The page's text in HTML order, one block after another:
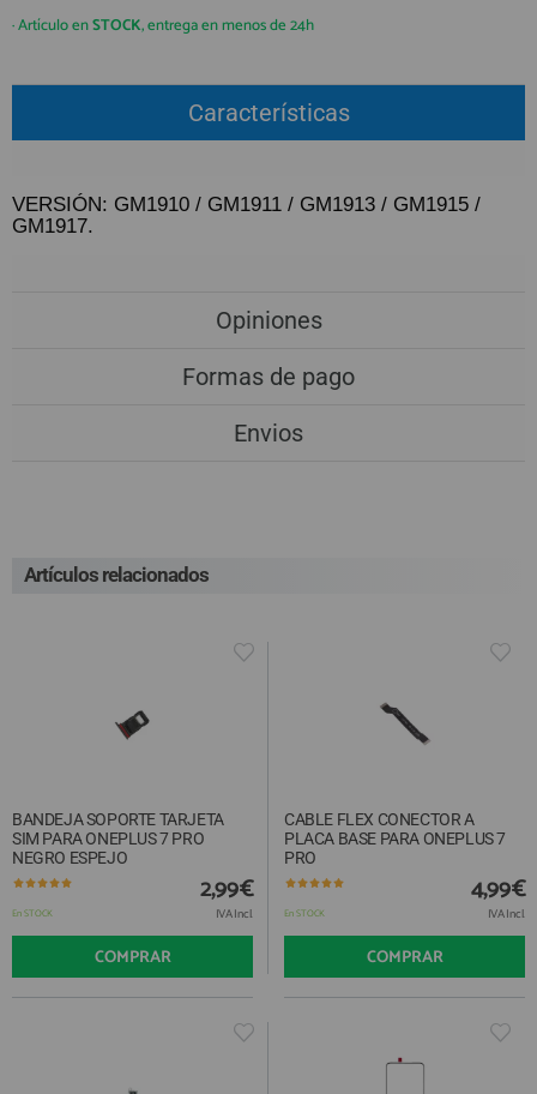
GUÍA DE COMPRA
(+34)912 477 744
Lunes a Viernes 09:30h a 20:00h
También atendemos Whatsapp
REGISTRO PROFESIONAL
· Artículo enSTOCK, entrega en menos de 24h
Características
VERSIÓN: GM1910 / GM1911 / GM1913 / GM1915 /
GM1917.
Opiniones
Formas de pago
Envios
Artículos relacionados
BANDEJA SOPORTE TARJETA
SIM PARA ONEPLUS 7 PRO
NEGRO ESPEJO
En STOCK
2,99€
IVA Incl.
COMPRAR
CABLE FLEX CONECTOR A
PLACA BASE PARA ONEPLUS 7
PRO
En STOCK
4,99€
IVA Incl.
COMPRAR